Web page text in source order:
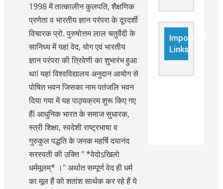
1998 में तात्कालीन कुलपति, शैक्षणिक
प्रणेता व भारतीय ज्ञान परंपरा के दूरदर्शी
विचारक प्रो. पुरुषोत्तम लाल चतुर्वेदी के
सानिध्य में यहां वेद, योग एवं भारतीय
ज्ञान परंपरा की त्रिवेणी का शुभारंभ हुआ
थाl यहां विश्वविद्यालय अनुदान आयोग से
पोषित भवन जिसका नाम पतंजलि भवन
दिया गया में यह पाठ्यक्रम शुरू किए गए
हैंl आधुनिक भारत के समाज सुधारक,
स्त्री शिक्षा, स्वदेशी राष्ट्रभाषा व
गुरुकुल पद्धति के जनक महर्षि दयानंद
सरस्वती की उक्ति " *वेदोऽखिलो
धर्ममूलम्* ।" अर्थात सम्पूर्ण वेद ही धर्म
का मूल हैं को शतांश सार्थक कर रहे हैं ये
Important
Links